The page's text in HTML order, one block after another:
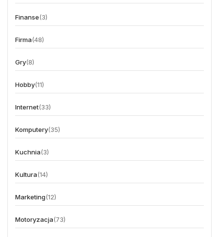
Finanse(3)
Firma(48)
Gry(8)
Hobby(11)
Internet(33)
Komputery(35)
Kuchnia(3)
Kultura(14)
Marketing(12)
Motoryzacja(73)